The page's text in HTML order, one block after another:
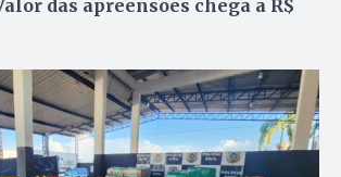
das apreensões chega a R$